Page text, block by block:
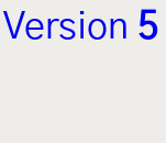
Version 5